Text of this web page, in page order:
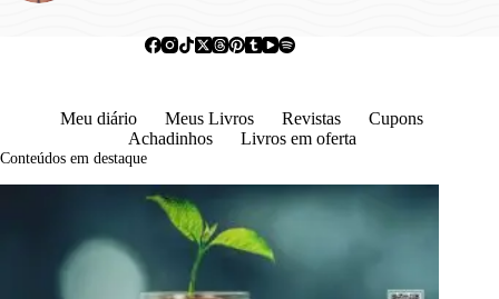
Meu diário Meus Livros Revistas
Cupons
Achadinhos
Livros em oferta
Conteúdos em destaque